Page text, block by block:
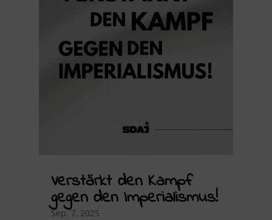
Verstärkt den Kampf
gegen den Imperialismus!
Sep. 7, 2025